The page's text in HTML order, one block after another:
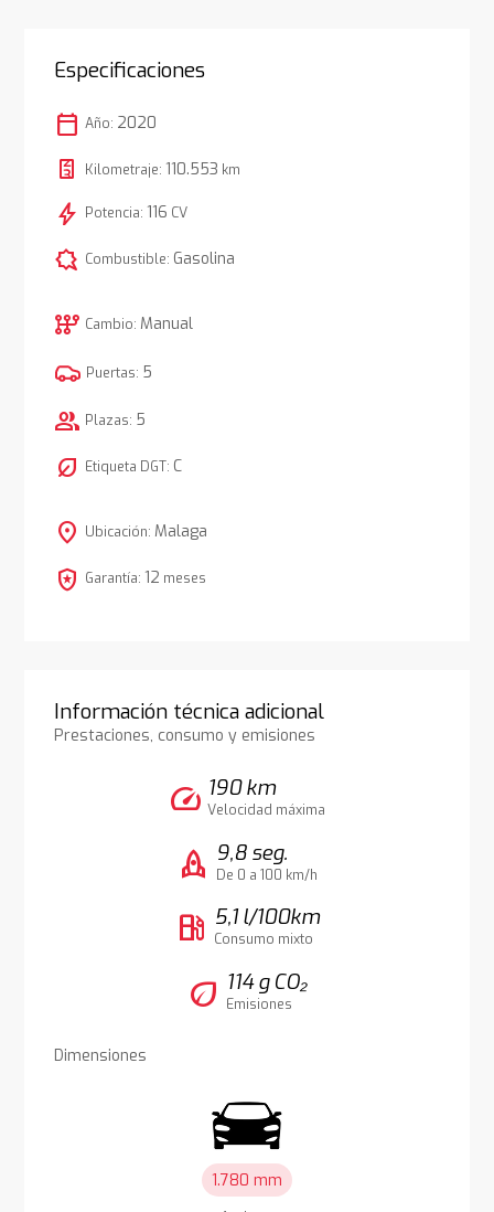
Especificaciones
calendar_today Año: 2020
Kilometraje: 110.553 km
bolt Potencia: 116 CV
comic_bubble Combustible: Gasolina
auto_transmission Cambio: Manual
Puertas: 5
group Plazas: 5
nest_eco_leaf Etiqueta DGT: C
location_on Ubicación: Malaga
local_police Garantía: 12 meses
Información técnica adicional
Prestaciones, consumo y emisiones
speed 190 km
Velocidad máxima
rocket 9,8 seg.
De 0 a 100 km/h
local_gas_station 5,1 l/100km
Consumo mixto
eco 114 g CO₂
Emisiones
Dimensiones
1.780 mm